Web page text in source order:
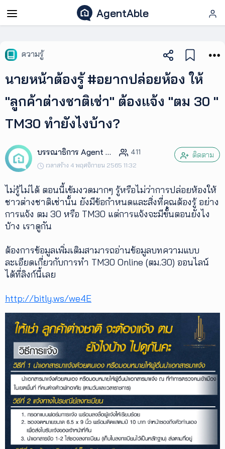
AgentAble
AgentAble
เอเจ
AgentClub
AgentTool
UpSkill
Podcast
เติม
เงื่อนไข
การ
ให้
บริการ
ดาวน์
โหลด
แอปฯ
ความรู้
นายหน้าต้องรู้ #อยากปล่อยห้อง ให้
"ลูกค้าต่างชาติเช่า" ต้องแจ้ง "ตม 30 "
TM30 ทำยังไงบ้าง?
บรรณาธิการ Agent Club 411
เวลาสร้าง 4 พฤศจิกายน 2565 11:32
ติดตาม
ไม่รู้ไม่ได้ ตอนนี้เข้มงวดมากๆ รู้หรือไม่ว่าการปล่อยห้องให้
ชาวต่างชาติเช่านั้น ยังมีข้อกำหนดและสิ่งที่คุณต้องรู้ อย่าง
การแจ้ง ตม 30 หรือ TM30 แต่การแจ้งจะมีขั้นตอนยังไง
บ้าง เราดูกัน
ต้องการข้อมูลเพิ่มเติมสามารถอ่านข้อมูลบทความแบบ
ละเอียดเกี่ยวกับการทำ TM30 Online (ตม.30) ออนไลน์
ได้ที่ลิงก์นี้เลย
http://bitly.ws/we4E